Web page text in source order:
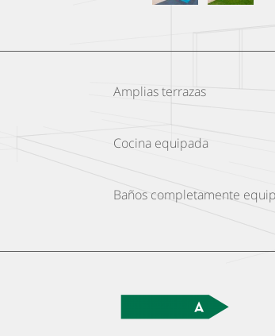
Amplias terrazas
Cocina equipada
Baños completamente